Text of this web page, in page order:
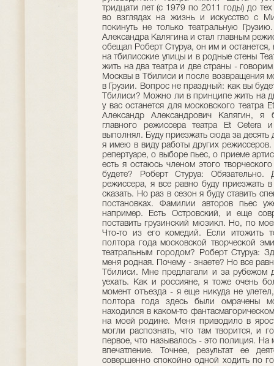
тридцати лет (с 1979 по 2011 годы) до
во взглядах на жизнь и искусство с
покинуть не только театральную
Александра Калягина и стал главным
обещал Роберт Стуруа, он им и
на тбилисские улицы и в родные стены
жить на два театра и две страны -
Москвы в Тбилиси и после возвращения
в Грузии. Вопрос не праздный: как вы
Тбилиси? Можно ли в принципе жить на
у вас останется для московского театра
Александр Александрович Калягин, я
главного режиссера театра Еt Cetera
выполнял. Буду приезжать сюда за
я имею в виду работы других
репертуаре, о выборе пьес, о приеме
есть я остаюсь членом этого
будете? Роберт Стуруа:
режиссера, я все равно буду приезжать
сказать. Но раз в сезон я буду ставить
постановках. Фамилии авторов пьес
например. Есть Островский, и еще
поставить грузинский мюзикл. Но, по
Что-то из его комедий. Если итожить
полтора года московской творческой
театральным городом? Роберт Стуруа:
меня родная. Почему - знаете? Но все
Тбилиси. Мне предлагали и за рубежом
уехать. Как и россияне, я тоже очень
момент отъезда - я еще никуда не
полтора года здесь были омрачены
находился в каком-то
на моей родине. Меня приводило в
могли распознать, что там творится, и
первое, что называлось - это полиция.
впечатление. Точнее, результат ее
совершенно спокойно одной ходить по